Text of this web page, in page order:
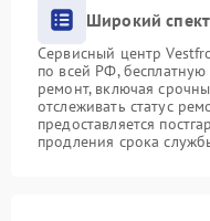
Широкий
Сервисный центр
по всей РФ, бесплатную
ремонт, включая
отслеживать статус
предоставляется
продления срока